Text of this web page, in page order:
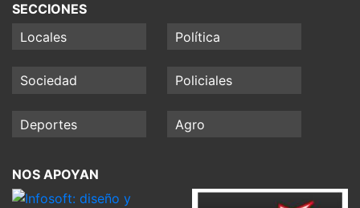
SECCIONES
Locales
Política
Sociedad Policiales
Deportes Agro
NOS APOYAN